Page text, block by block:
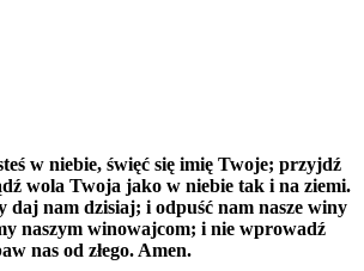
w niebie, święć się imię Twoje; przyjdź
wola Twoja jako w niebie tak i na ziemi.
daj nam dzisiaj; i odpuść nam nasze winy
naszym winowajcom; i nie wprowadź
nas od złego. Amen.